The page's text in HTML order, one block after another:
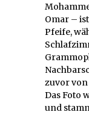
Omar –
Pfeife,
zuvor von
Das Foto
und